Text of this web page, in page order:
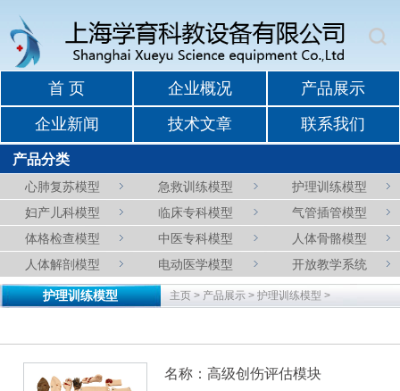
首 页 企业概况 产品展示
企业新闻 技术文章 联系我们
产品分类
心肺复苏模型 急救训练模型
护理训练模型
妇产儿科模型
临床专科模型
气管插管模型
体格检查模型
中医专科模型
人体骨骼模型
人体解剖模型
电动医学模型 开放教学系统
护理训练模型 主页 > 产品展示 > 护理训练模型 >
名称：高级创伤评估模块